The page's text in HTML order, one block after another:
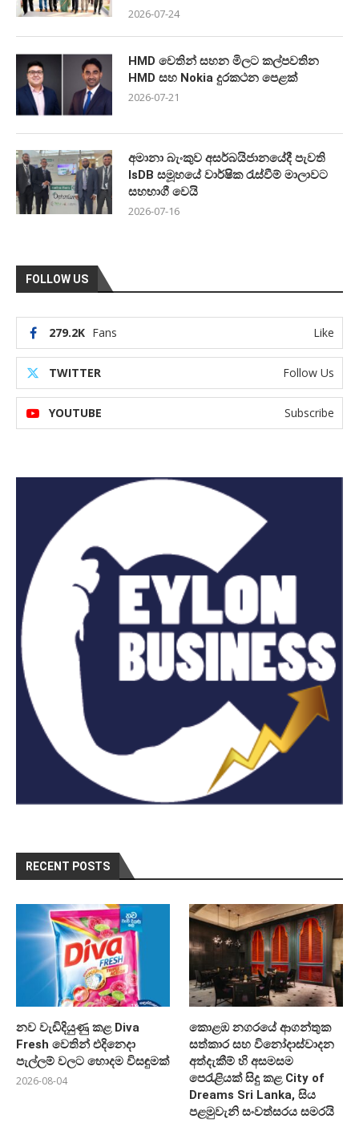
2026-07-24
HMD වෙතින් සහන මිලට කල්පවතින
HMD සහ Nokia දුරකථන පෙළක්
2026-07-21
අමානා බැංකුව අසර්බයිජානයේදී පැවති
IsDB සමූහයේ වාර්ෂික රැස්වීම් මාලාවට
සහභාගී වෙයි
2026-07-16
FOLLOW US
279.2K Fans Like
TWITTER Follow Us
YOUTUBE Subscribe
RECENT POSTS
නව වැඩිදියුණු කළ Diva
Fresh වෙතින් එදිනෙදා
පැල්ලම් වලට හොදම විසඳුමක්
2026-08-04
කොළඹ නගරයේ ආගන්තුක
සත්කාර සහ විනෝදාස්වාදන
අත්දැකීම් හි අසමසම
පෙරැළියක් සිදු කළ City of
Dreams Sri Lanka, සිය
පළමුවැනි සංවත්සරය සමරයි